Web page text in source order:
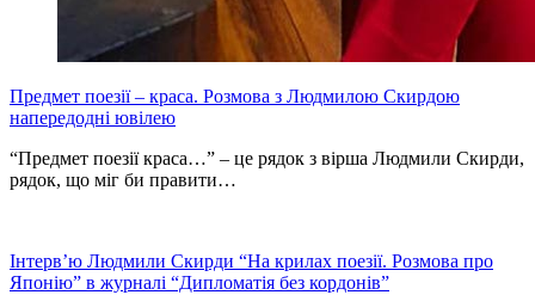
Предмет поезії – краса. Розмова з Людмилою Скирдою
напередодні ювілею
“Предмет поезії краса…” – це рядок з вірша Людмили Скирди,
рядок, що міг би правити…
Інтерв’ю Людмили Скирди “На крилах поезії. Розмова про
Японію” в журналі “Дипломатія без кордонів”